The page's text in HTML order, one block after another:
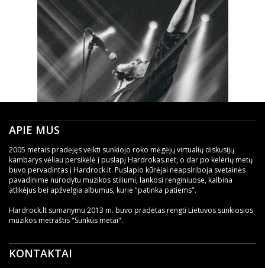
APIE MUS
2005 metais pradėjęs veikti sunkiojo roko mėgėjų virtualių diskusijų
kambarys vėliau persikėlė į puslapį Hardrokas.net, o dar po kelerių metų
buvo pervadintas į Hardrock.lt. Puslapio kūrėjai neapsiriboja svetainės
pavadinime nurodytu muzikos stiliumi, lankosi renginiuose, kalbina
atlikėjus bei apžvelgia albumus, kurie "patinka patiems".
Hardrock.lt sumanymu 2013 m. buvo pradėtas rengti Lietuvos sunkiosios
muzikos metraštis "Sunkūs metai".
KONTAKTAI